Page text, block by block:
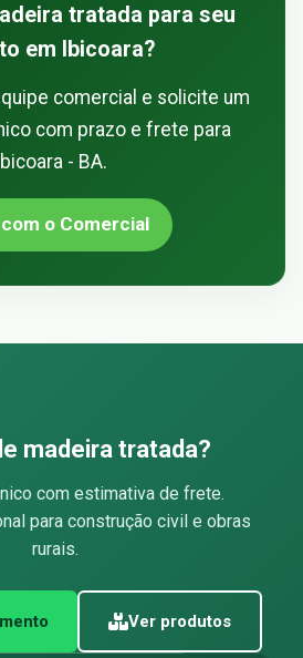
tratada para seu
em Ibicoara?
comercial e solicite um
com prazo e frete para
- BA.
o Comercial
madeira tratada?
com estimativa de frete.
para construção civil e obras
rurais.
Ver produtos